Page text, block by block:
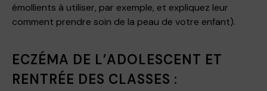
émollients à utiliser, par exemple, et expliquez leur
comment prendre soin de la peau de votre enfant).
ECZÉMA DE L’ADOLESCENT ET
RENTRÉE DES CLASSES :